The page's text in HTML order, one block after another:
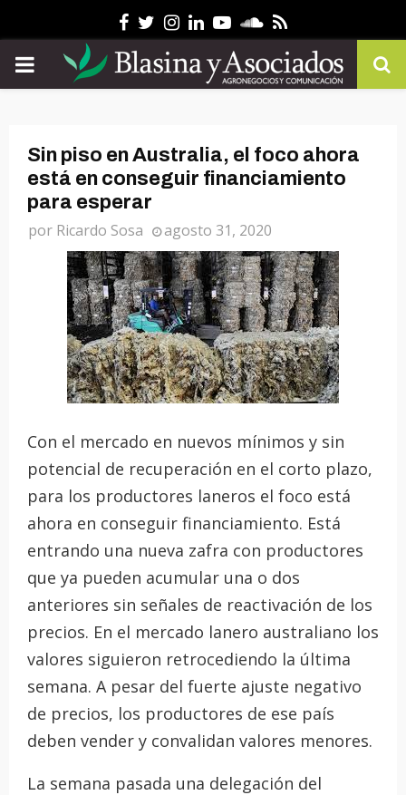
Facebook
Twitter
Instagram
Linkedin
YoutubeSoundcloud
Rss
PRIMARY
Sin piso en Australia, el foco ahora
está en conseguir financiamiento
para esperar
por Ricardo Sosa agosto 31, 2020
Con el mercado en nuevos mínimos y sin
potencial de recuperación en el corto plazo,
para los productores laneros el foco está
ahora en conseguir financiamiento. Está
entrando una nueva zafra con productores
que ya pueden acumular una o dos
anteriores sin señales de reactivación de los
precios. En el mercado lanero australiano los
valores siguieron retrocediendo la última
semana. A pesar del fuerte ajuste negativo
de precios, los productores de ese país
deben vender y convalidan valores menores.
La semana pasada una delegación del